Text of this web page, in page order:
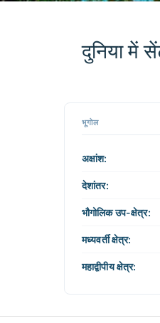
दुनिया में
भूगोल
अक्षांश:
देशांतर:
भौगोलिक उप-क्षेत्र:
मध्यवर्ती क्षेत्र:
महाद्वीपीय क्षेत्र: